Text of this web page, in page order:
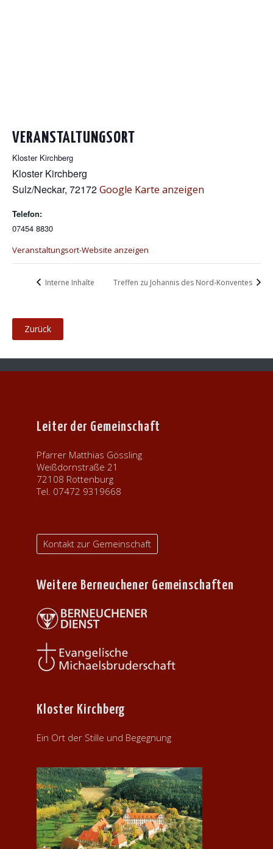
VERANSTALTUNGSORT
Kloster Kirchberg
Kloster Kirchberg
Sulz/Neckar, 72172Google Karte anzeigen
Telefon:
07454 8830
Veranstaltungsort-Website anzeigen
Interne Inhalte Treffen zu Johannis des Nord-Konventes
Leiter der Gemeinschaft
Pfarrer Matthias Gössling
Weißdornstraße 21
72108 Rottenburg
Tel. 07472 9319668
Kontakt zur Gemeinschaft
Weitere Berneuchener Gemeinschaften
Kloster Kirchberg
Ein Ort der Stille und Begegnung